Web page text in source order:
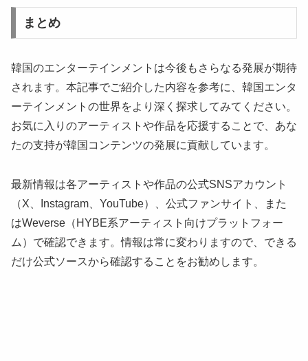
まとめ
韓国のエンターテインメントは今後もさらなる発展が期待
されます。本記事でご紹介した内容を参考に、韓国エンタ
ーテインメントの世界をより深く探求してみてください。
お気に入りのアーティストや作品を応援することで、あな
たの支持が韓国コンテンツの発展に貢献しています。
最新情報は各アーティストや作品の公式SNSアカウント
（X、Instagram、YouTube）、公式ファンサイト、また
はWeverse（HYBE系アーティスト向けプラットフォー
ム）で確認できます。情報は常に変わりますので、できる
だけ公式ソースから確認することをお勧めします。